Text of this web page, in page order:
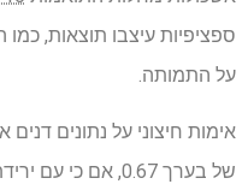
ספציפיות עיצבו תוצאות,
על התמותה.
אימות חיצוני על נתונים
של בערך 0.67, אם